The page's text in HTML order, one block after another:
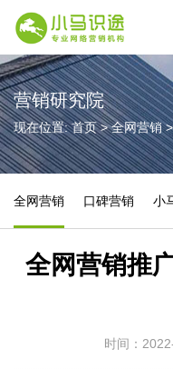
营销研究院
现在位置:首页>全网营销
全网营销 口碑营销 小
全网营销推
时间：